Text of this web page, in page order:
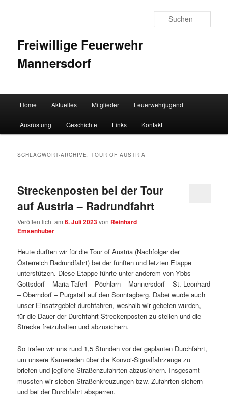
Freiwillige Feuerwehr
Mannersdorf
Zum Inhalt wechseln
Zum sekundären Inhalt wechseln
Home Aktuelles Mitglieder Feuerwehrjugend
Ausrüstung Geschichte Links Kontakt
SCHLAGWORT-ARCHIVE:TOUR OF AUSTRIA
Streckenposten bei der Tour
auf Austria – Radrundfahrt
Veröffentlicht am6. Juli 2023von Reinhard
Emsenhuber
Heute durften wir für die Tour of Austria (Nachfolger der
Österreich Radrundfahrt) bei der fünften und letzten Etappe
unterstützen. Diese Etappe führte unter anderem von Ybbs –
Gottsdorf – Maria Taferl – Pöchlarn – Mannersdorf – St. Leonhard
– Oberndorf – Purgstall auf den Sonntagberg. Dabei wurde auch
unser Einsatzgebiet durchfahren, weshalb wir gebeten wurden,
für die Dauer der Durchfahrt Streckenposten zu stellen und die
Strecke freizuhalten und abzusichern.
So trafen wir uns rund 1,5 Stunden vor der geplanten Durchfahrt,
um unsere Kameraden über die Konvoi-Signalfahrzeuge zu
briefen und jegliche Straßenzufahrten abzusichern. Insgesamt
mussten wir sieben Straßenkreuzungen bzw. Zufahrten sichern
und bei der Durchfahrt absperren.